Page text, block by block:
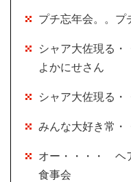
プチ忘年会。。プ
シャア大佐現る
よかにせさん
シャア大佐現る
みんな大好き常・
オー・・・・ ヘ
食事会